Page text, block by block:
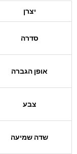
יצרן
סדרה
אופן הגברה
צבע
שדה שמיעה